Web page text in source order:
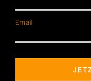
Email